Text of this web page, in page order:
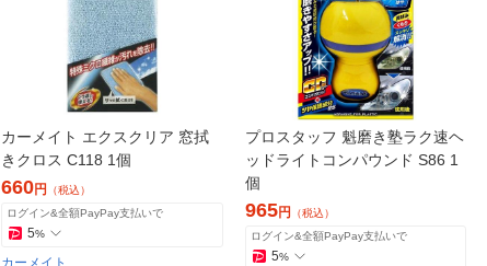
カーメイト エクスクリア 窓拭
きクロス C118 1個
660円 （税込）
ログイン&全額PayPay支払いで
5%
カーメイト
プロスタッフ 魁磨き塾ラク速ヘ
ッドライトコンパウンド S86 1
個
965円 （税込）
ログイン&全額PayPay支払いで
5%